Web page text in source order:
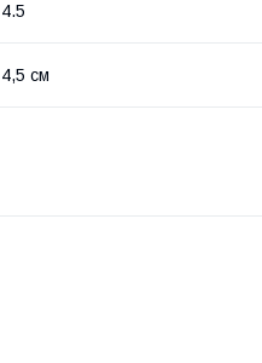
4.5
4,5 см